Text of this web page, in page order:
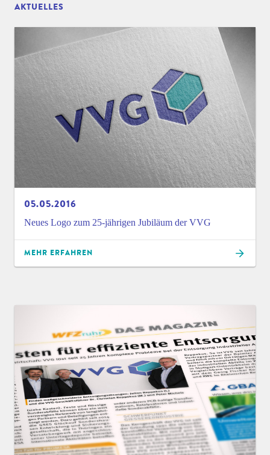
AKTUELLES
05.05.2016
Neues Logo zum 25-jährigen Jubiläum der VVG
MEHR ERFAHREN